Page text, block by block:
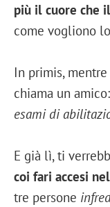
più il cuore che
come vogliono
In primis,
chiama un amico:
esami di
E già lì, ti
coi fari accesi
tre persone